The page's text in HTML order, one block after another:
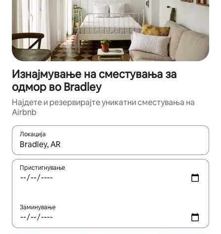
Изнајмување на сместувања за
одмор во Bradley
Најдете и резервирајте уникатни сместувања на
Airbnb
Локација
Кога резултатите се достапни, движете се со копчињата
Пристигнување
Заминување